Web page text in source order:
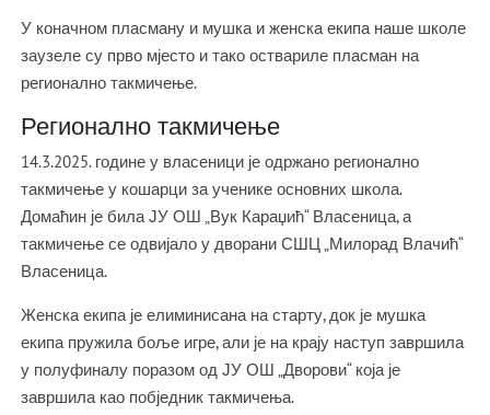
У коначном пласману и мушка и женска екипа наше школе
заузеле су прво мјесто и тако оствариле пласман на
регионално такмичење.
Регионално такмичење
14.3.2025. године у власеници је одржано регионално
такмичење у кошарци за ученике основних школа.
Домаћин је била ЈУ ОШ „Вук Караџић“ Власеница, а
такмичење се одвијало у дворани СШЦ „Милорад Влачић“
Власеница.
Женска екипа је елиминисана на старту, док је мушка
екипа пружила боље игре, али је на крају наступ завршила
у полуфиналу поразом од ЈУ ОШ „Дворови“ која је
завршила као побједник такмичења.